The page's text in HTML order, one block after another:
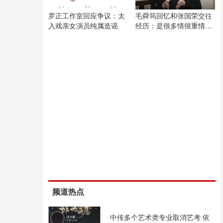
罗正工作室回应争议：太
入戏亲女演员纯属造谣
毛舜筠回忆和张国荣交往
经历：是很多情很重情的
频道热点
中传多个艺术类专业取消艺考 依